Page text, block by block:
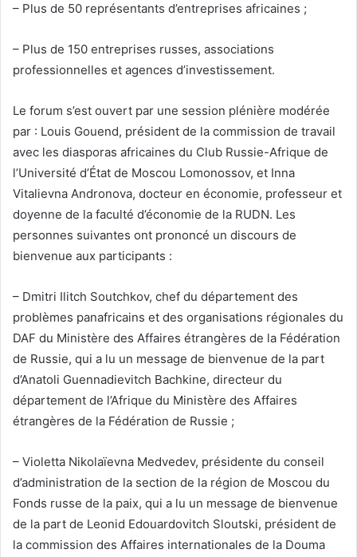
– Plus de 50 représentants d’entreprises africaines ;
– Plus de 150 entreprises russes, associations
professionnelles et agences d’investissement.
Le forum s’est ouvert par une session plénière modérée
par : Louis Gouend, président de la commission de travail
avec les diasporas africaines du Club Russie-Afrique de
l’Université d’État de Moscou Lomonossov, et Inna
Vitalievna Andronova, docteur en économie, professeur et
doyenne de la faculté d’économie de la RUDN. Les
personnes suivantes ont prononcé un discours de
bienvenue aux participants :
– Dmitri Ilitch Soutchkov, chef du département des
problèmes panafricains et des organisations régionales du
DAF du Ministère des Affaires étrangères de la Fédération
de Russie, qui a lu un message de bienvenue de la part
d’Anatoli Guennadievitch Bachkine, directeur du
département de l’Afrique du Ministère des Affaires
étrangères de la Fédération de Russie ;
– Violetta Nikolaïevna Medvedev, présidente du conseil
d’administration de la section de la région de Moscou du
Fonds russe de la paix, qui a lu un message de bienvenue
de la part de Leonid Edouardovitch Sloutski, président de
la commission des Affaires internationales de la Douma